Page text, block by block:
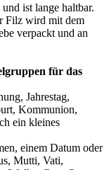
ist lange haltbar.
Filz wird mit dem
verpackt und an
für das
Jahrestag,
Kommunion,
ein kleines
einem Datum oder
Mutti, Vati,